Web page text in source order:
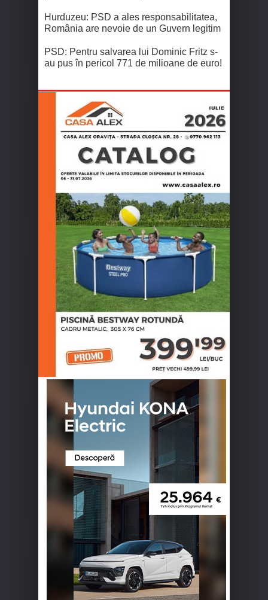
Hurduzeu: PSD a ales responsabilitatea,
România are nevoie de un Guvern legitim
PSD: Pentru salvarea lui Dominic Fritz s-
au pus în pericol 771 de milioane de euro!